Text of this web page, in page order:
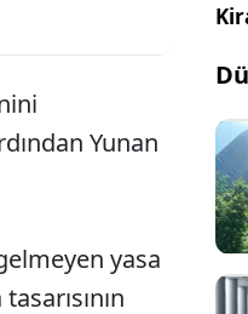
Yunan
yasa